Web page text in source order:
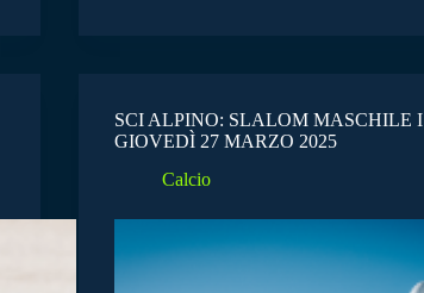
SCI ALPINO: SLALOM MASCHILE I
GIOVEDÌ 27 MARZO 2025
Calcio